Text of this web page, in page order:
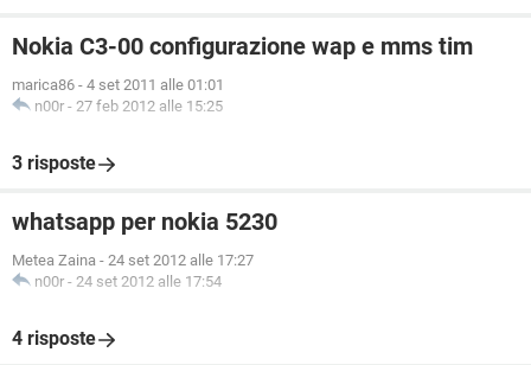
Nokia C3-00 configurazione wap e mms tim
marica86 - 4 set 2011 alle 01:01
n00r - 27 feb 2012 alle 15:25
3 risposte
whatsapp per nokia 5230
Metea Zaina - 24 set 2012 alle 17:27
n00r - 24 set 2012 alle 17:54
4 risposte